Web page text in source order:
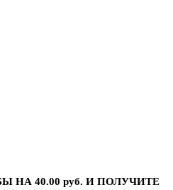
НА 40.00 руб. И ПОЛУЧИТЕ